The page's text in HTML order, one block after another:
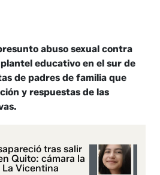
abuso sexual contra
educativo en el sur de
de padres de familia que
y respuestas de las
tras salir
Quito: cámara la
Vicentina